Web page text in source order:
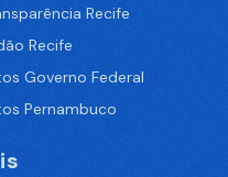
Recife
Recife
Governo Federal
Pernambuco